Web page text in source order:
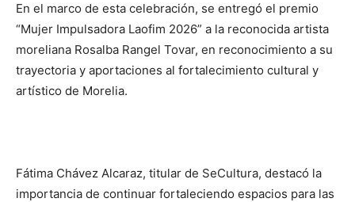
En el marco de esta celebración, se entregó el premio
“Mujer Impulsadora Laofim 2026” a la reconocida artista
moreliana Rosalba Rangel Tovar, en reconocimiento a su
trayectoria y aportaciones al fortalecimiento cultural y
artístico de Morelia.
Fátima Chávez Alcaraz, titular de SeCultura, destacó la
importancia de continuar fortaleciendo espacios para las